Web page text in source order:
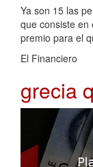
Ya son 15 las
que consiste en
premio para el
El Financiero
grecia